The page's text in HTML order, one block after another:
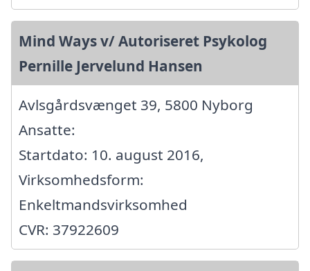
Mind Ways v/ Autoriseret Psykolog
Pernille Jervelund Hansen
Avlsgårdsvænget 39, 5800 Nyborg
Ansatte:
Startdato: 10. august 2016,
Virksomhedsform:
Enkeltmandsvirksomhed
CVR: 37922609